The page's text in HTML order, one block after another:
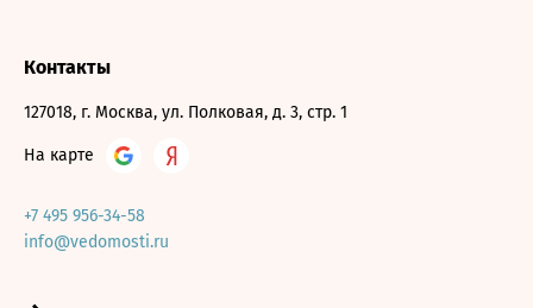
Контакты
127018, г. Москва, ул. Полковая, д. 3, стр. 1
На карте
+7 495 956-34-58
info@vedomosti.ru